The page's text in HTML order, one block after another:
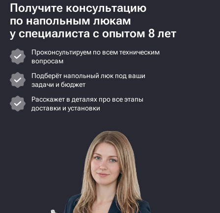
Получите консультацию
по напольным люкам
у специалиста с опытом 8 лет
Проконсультируем по всем техническим
вопросам
Подберёт напольный люк под ваши
задачи и бюджет
Расскажет в деталях про все этапы
доставки и установки